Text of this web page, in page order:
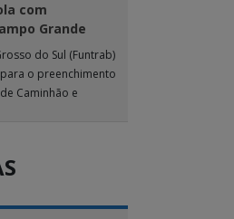
com
Grande
do Sul (Funtrab)
o preenchimento
Caminhão e